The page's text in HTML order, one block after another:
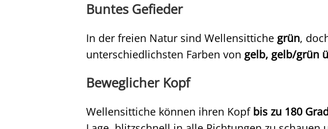
Buntes Gefieder
In der freien Natur sind Wellensittiche grün,
unterschiedlichsten Farben von gelb, gelb/grün
Beweglicher Kopf
Wellensittiche können ihren Kopf bis zu 180